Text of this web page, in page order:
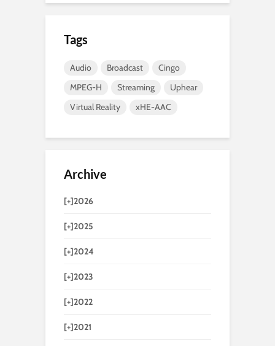
Tags
Audio Broadcast
Cingo
MPEG-H
Streaming
Uphear
Virtual Reality
xHE-AAC
Archive
[+]2026
[+]2025
[+]2024
[+]2023
[+]2022
[+]2021